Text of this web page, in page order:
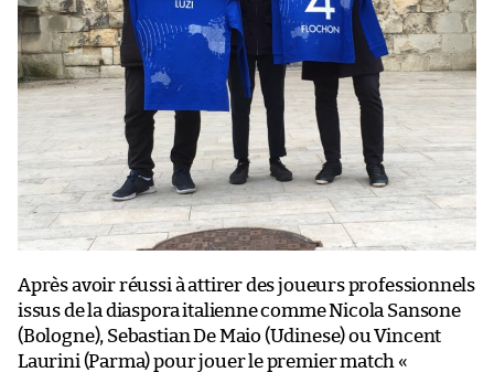
Après avoir réussi à attirer des joueurs professionnels
issus de la diaspora italienne comme Nicola Sansone
(Bologne), Sebastian De Maio (Udinese) ou Vincent
Laurini (Parma) pour jouer le premier match «